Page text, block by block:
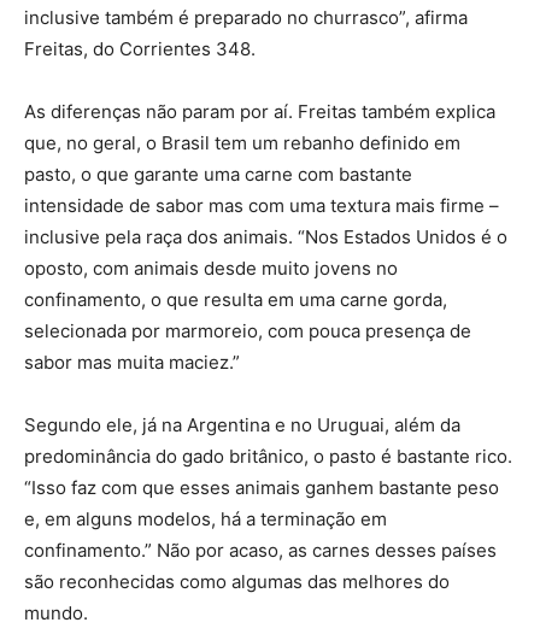
inclusive também é preparado no churrasco”, afirma
Freitas, do Corrientes 348.
As diferenças não param por aí. Freitas também explica
que, no geral, o Brasil tem um rebanho definido em
pasto, o que garante uma carne com bastante
intensidade de sabor mas com uma textura mais firme –
inclusive pela raça dos animais. “Nos Estados Unidos é o
oposto, com animais desde muito jovens no
confinamento, o que resulta em uma carne gorda,
selecionada por marmoreio, com pouca presença de
sabor mas muita maciez.”
Segundo ele, já na Argentina e no Uruguai, além da
predominância do gado britânico, o pasto é bastante rico.
“Isso faz com que esses animais ganhem bastante peso
e, em alguns modelos, há a terminação em
confinamento.” Não por acaso, as carnes desses países
são reconhecidas como algumas das melhores do
mundo.